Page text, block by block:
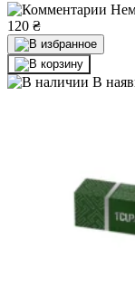
120 ₴
В